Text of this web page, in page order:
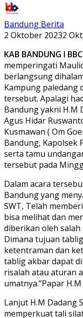
Bandung Berita
2 Oktober 20232
KAB BANDUNG I
memperingati
berlangsung
Kampung paledang
tersebut. Apalagi
Bandung yakni H.M
Agus Hidar
Kusmawan ( Om
Bandung, Kapolsek
serta tamu
tersebut pada
Dalam acara
Bandung yang
SWT, Telah
bisa melihat dan
diberikan oleh salah
Dimana tujuan
ketentraman dan
tablig akbar dapat
risalah atau aturan
umatnya.”Papar
Lanjut H.M Dadang
memperkuat tali